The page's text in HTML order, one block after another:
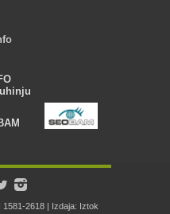
2618 | Izdaja: Iztok